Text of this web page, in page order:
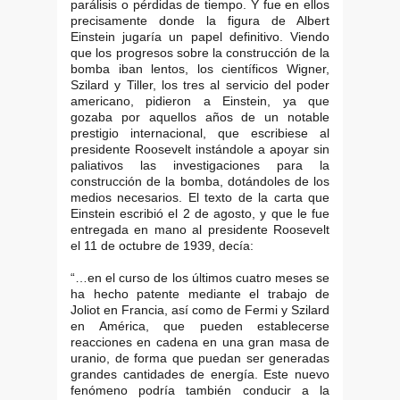
parálisis o pérdidas de tiempo. Y fue en ellos
precisamente donde la figura de Albert
Einstein jugaría un papel definitivo. Viendo
que los progresos sobre la construcción de la
bomba iban lentos, los científicos Wigner,
Szilard y Tiller, los tres al servicio del poder
americano, pidieron a Einstein, ya que
gozaba por aquellos años de un notable
prestigio internacional, que escribiese al
presidente Roosevelt instándole a apoyar sin
paliativos las investigaciones para la
construcción de la bomba, dotándoles de los
medios necesarios. El texto de la carta que
Einstein escribió el 2 de agosto, y que le fue
entregada en mano al presidente Roosevelt
el 11 de octubre de 1939, decía:
“…en el curso de los últimos cuatro meses se
ha hecho patente mediante el trabajo de
Joliot en Francia, así como de Fermi y Szilard
en América, que pueden establecerse
reacciones en cadena en una gran masa de
uranio, de forma que puedan ser generadas
grandes cantidades de energía. Este nuevo
fenómeno podría también conducir a la